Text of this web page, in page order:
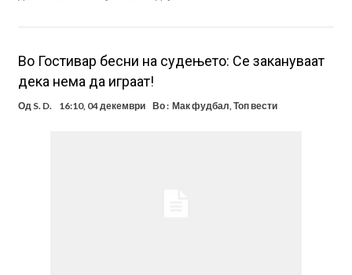
Во Гостивар бесни на судењето: Се закануваат
дека нема да играат!
Од S. D. 16:10, 04 декември Во : Мак фудбал,Топ вести